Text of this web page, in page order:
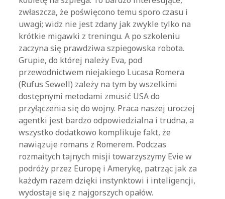
zwłaszcza, że poświęcono temu sporo czasu i
uwagi; widz nie jest zdany jak zwykle tylko na
krótkie migawki z treningu. A po szkoleniu
zaczyna się prawdziwa szpiegowska robota.
Grupie, do której należy Eva, pod
przewodnictwem niejakiego Lucasa Romera
(Rufus Sewell) zależy na tym by wszelkimi
dostępnymi metodami zmusić USA do
przyłączenia się do wojny. Praca naszej uroczej
agentki jest bardzo odpowiedzialna i trudna, a
wszystko dodatkowo komplikuje fakt, że
nawiązuje romans z Romerem. Podczas
rozmaitych tajnych misji towarzyszymy Evie w
podróży przez Europę i Amerykę, patrząc jak za
każdym razem dzięki instynktowi i inteligencji,
wydostaje się z najgorszych opałów.